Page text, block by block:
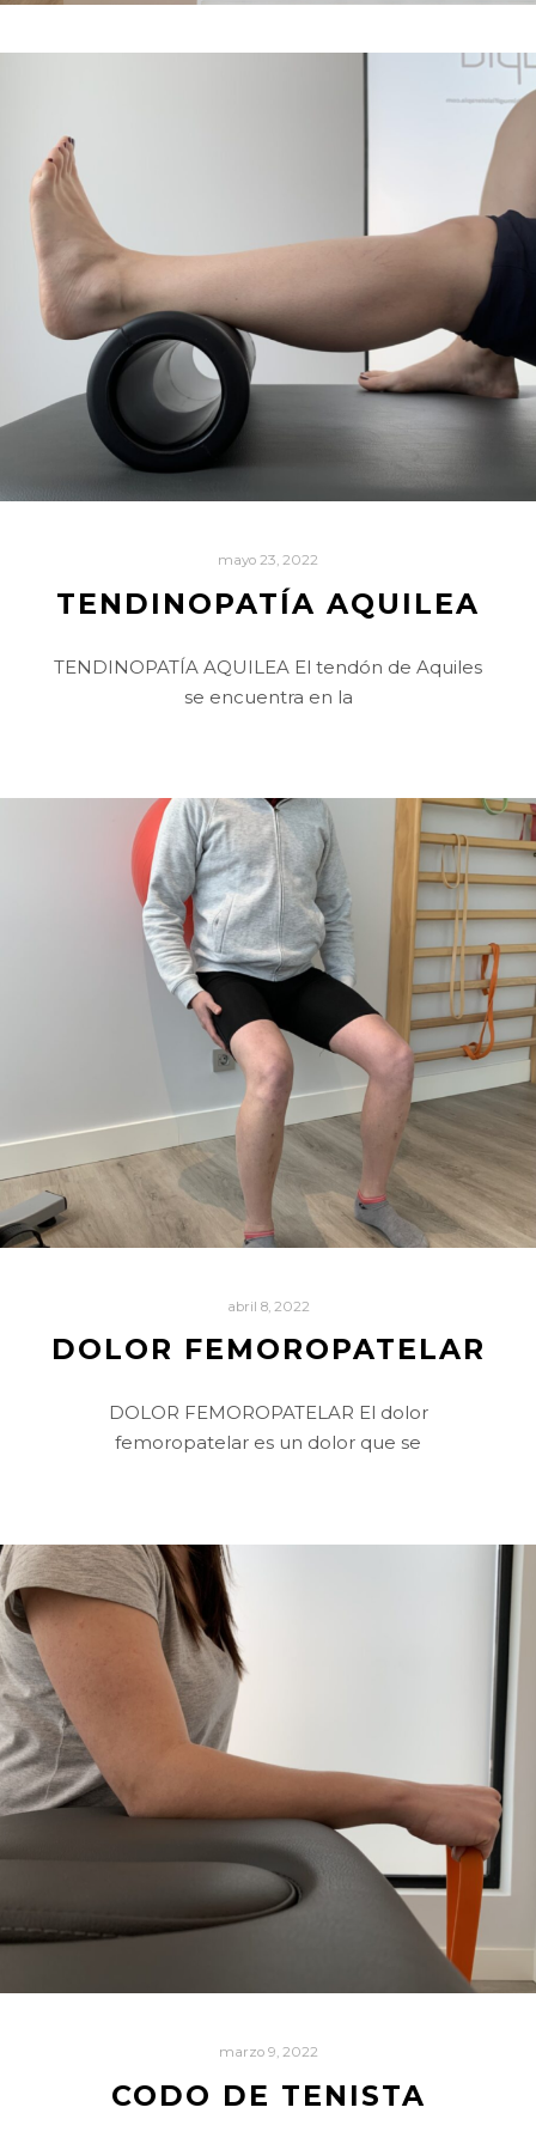
mayo 23, 2022
TENDINOPATÍA AQUILEA
TENDINOPATÍA AQUILEA El tendón de Aquiles
se encuentra en la
abril 8, 2022
DOLOR FEMOROPATELAR
DOLOR FEMOROPATELAR El dolor
femoropatelar es un dolor que se
marzo 9, 2022
CODO DE TENISTA